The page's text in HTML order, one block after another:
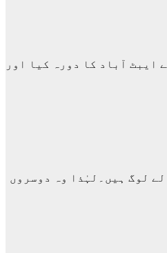
ایبٹ آباد کا دورہ کیا اور
لوگ ہیں۔لہٰذا وہ دوسروں